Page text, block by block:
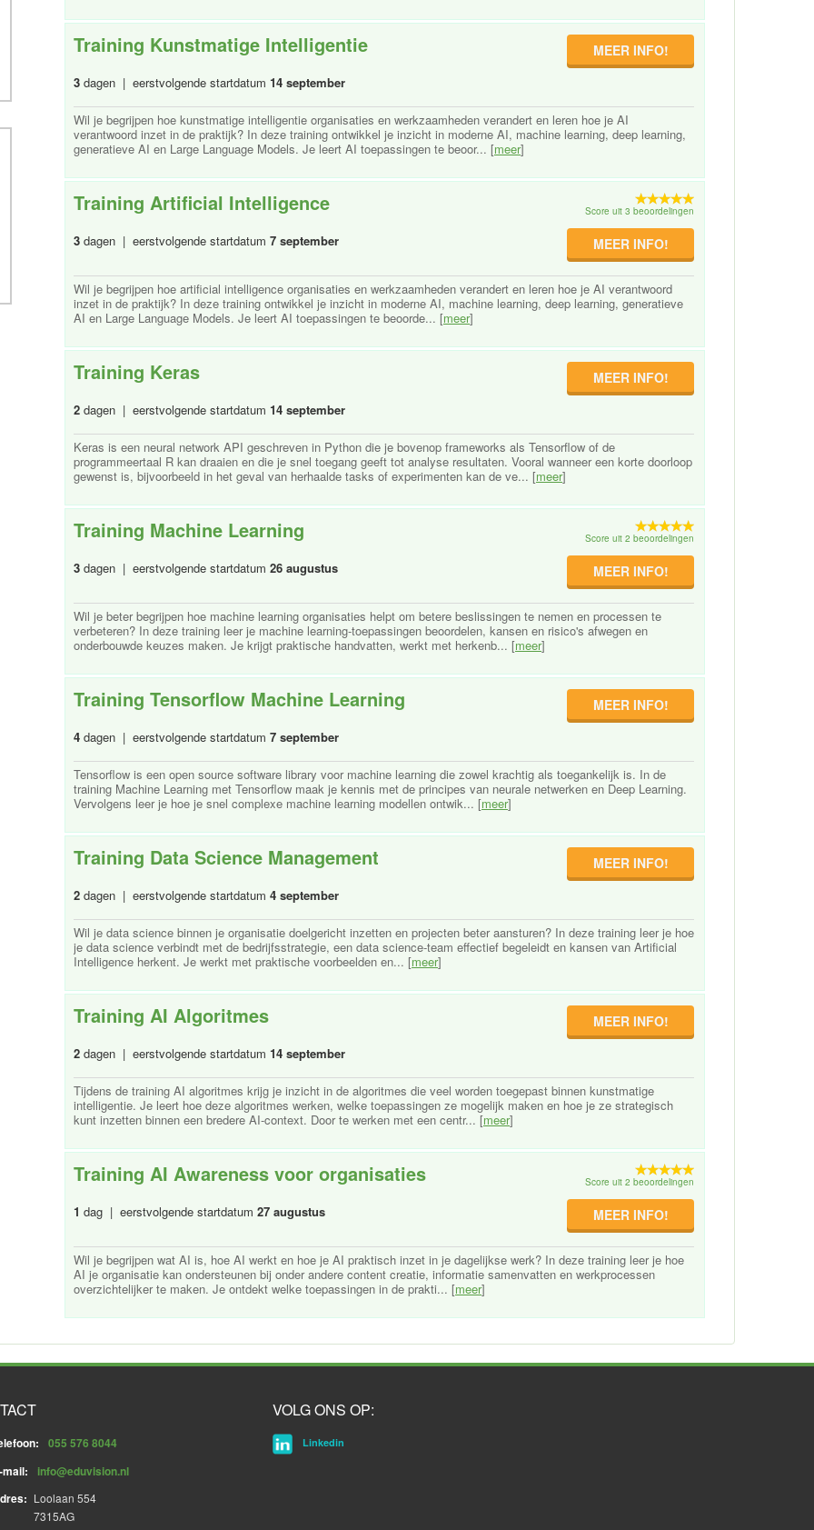
Training Kunstmatige Intelligentie
3 dagen | eerstvolgende startdatum 14 september
MEER INFO!
Wil je begrijpen hoe kunstmatige intelligentie organisaties en werkzaamheden verandert en leren hoe je AI
verantwoord inzet in de praktijk? In deze training ontwikkel je inzicht in moderne AI, machine learning, deep learning,
generatieve AI en Large Language Models. Je leert AI toepassingen te beoor... [meer]
Training Artificial Intelligence
3 dagen | eerstvolgende startdatum 7 september
Score uit 3 beoordelingen
MEER INFO!
Wil je begrijpen hoe artificial intelligence organisaties en werkzaamheden verandert en leren hoe je AI verantwoord
inzet in de praktijk? In deze training ontwikkel je inzicht in moderne AI, machine learning, deep learning, generatieve
AI en Large Language Models. Je leert AI toepassingen te beoorde... [meer]
Training Keras
2 dagen | eerstvolgende startdatum 14 september
MEER INFO!
Keras is een neural network API geschreven in Python die je bovenop frameworks als Tensorflow of de
programmeertaal R kan draaien en die je snel toegang geeft tot analyse resultaten. Vooral wanneer een korte doorloop
gewenst is, bijvoorbeeld in het geval van herhaalde tasks of experimenten kan de ve... [meer]
Training Machine Learning
3 dagen | eerstvolgende startdatum 26 augustus
Score uit 2 beoordelingen
MEER INFO!
Wil je beter begrijpen hoe machine learning organisaties helpt om betere beslissingen te nemen en processen te
verbeteren? In deze training leer je machine learning-toepassingen beoordelen, kansen en risico's afwegen en
onderbouwde keuzes maken. Je krijgt praktische handvatten, werkt met herkenb... [meer]
Training Tensorflow Machine Learning
4 dagen | eerstvolgende startdatum 7 september
MEER INFO!
Tensorflow is een open source software library voor machine learning die zowel krachtig als toegankelijk is. In de
training Machine Learning met Tensorflow maak je kennis met de principes van neurale netwerken en Deep Learning.
Vervolgens leer je hoe je snel complexe machine learning modellen ontwik... [meer]
Training Data Science Management
2 dagen | eerstvolgende startdatum 4 september
MEER INFO!
Wil je data science binnen je organisatie doelgericht inzetten en projecten beter aansturen? In deze training leer je hoe
je data science verbindt met de bedrijfsstrategie, een data science-team effectief begeleidt en kansen van Artificial
Intelligence herkent. Je werkt met praktische voorbeelden en... [meer]
Training AI Algoritmes
2 dagen | eerstvolgende startdatum 14 september
MEER INFO!
Tijdens de training AI algoritmes krijg je inzicht in de algoritmes die veel worden toegepast binnen kunstmatige
intelligentie. Je leert hoe deze algoritmes werken, welke toepassingen ze mogelijk maken en hoe je ze strategisch
kunt inzetten binnen een bredere AI-context. Door te werken met een centr... [meer]
Training AI Awareness voor organisaties
1 dag | eerstvolgende startdatum 27 augustus
Score uit 2 beoordelingen
MEER INFO!
Wil je begrijpen wat AI is, hoe AI werkt en hoe je AI praktisch inzet in je dagelijkse werk? In deze training leer je hoe
AI je organisatie kan ondersteunen bij onder andere content creatie, informatie samenvatten en werkprocessen
overzichtelijker te maken. Je ontdekt welke toepassingen in de prakti... [meer]
055 576 8044
mail:
info@eduvision.nl
Loolaan 554
7315AG
VOLG ONS OP:
Linkedin